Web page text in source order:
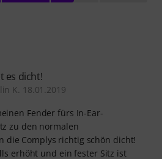
es dicht!
K. 18.01.2019
Fender fürs In-Ear-
zu den normalen
die Complys richtig schön dicht!
erhöht und ein fester Sitz ist